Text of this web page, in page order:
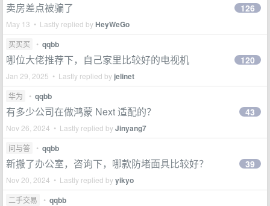
卖房差点被骗了
May 13 • Lastly replied byHeyWeGo
126
买买买 • qqbb
哪位大佬推荐下，自己家里比较好的电视机
Jan 29, 2025 • Lastly replied by jelinet
120
华为 • qqbb
有多少公司在做鸿蒙 Next 适配的？
Nov 26, 2024 • Lastly replied byJinyang7
43
问与答 • qqbb
新搬了办公室，咨询下，哪款防堵面具比较好？
Nov 20, 2024 • Lastly replied byyikyo
39
二手交易 • qqbb